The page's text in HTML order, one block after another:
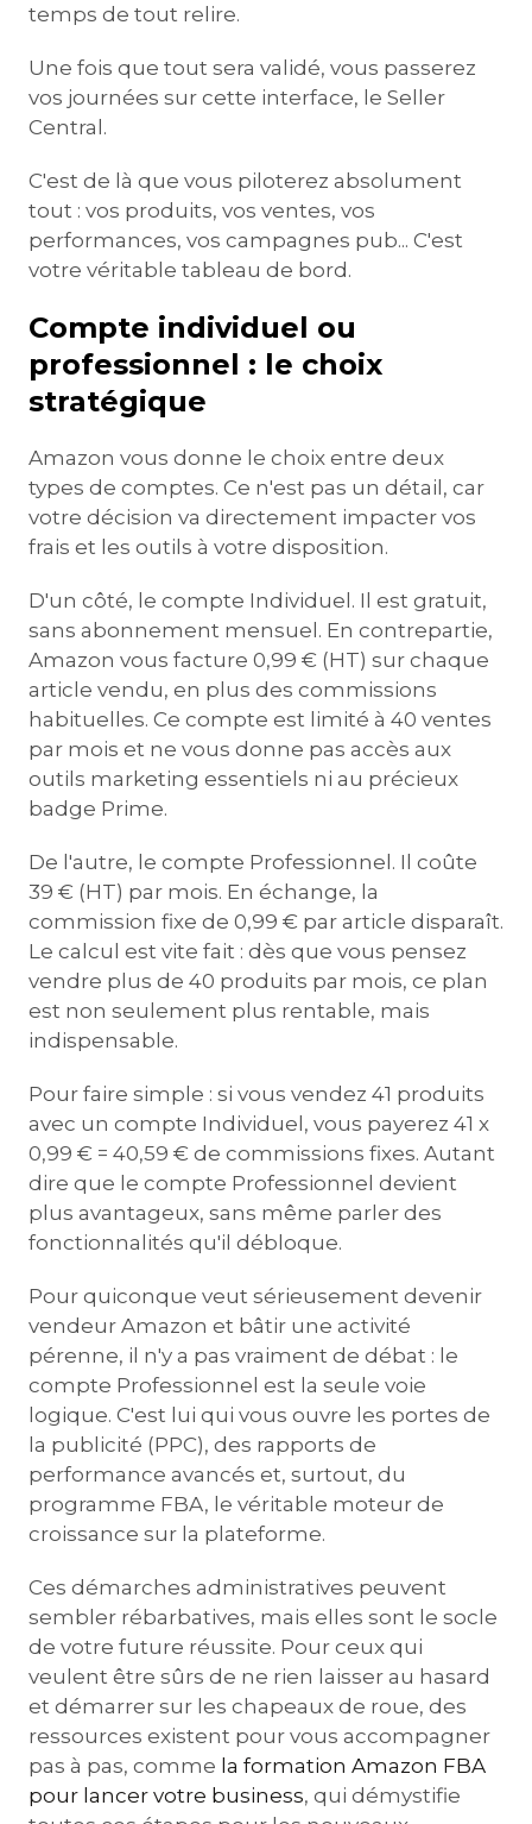
temps de tout relire.
Une fois que tout sera validé, vous passerez
vos journées sur cette interface, le Seller
Central.
C'est de là que vous piloterez absolument
tout : vos produits, vos ventes, vos
performances, vos campagnes pub... C'est
votre véritable tableau de bord.
Compte individuel ou
professionnel : le choix
stratégique
Amazon vous donne le choix entre deux
types de comptes. Ce n'est pas un détail, car
votre décision va directement impacter vos
frais et les outils à votre disposition.
D'un côté, le compte Individuel. Il est gratuit,
sans abonnement mensuel. En contrepartie,
Amazon vous facture 0,99 € (HT) sur chaque
article vendu, en plus des commissions
habituelles. Ce compte est limité à 40 ventes
par mois et ne vous donne pas accès aux
outils marketing essentiels ni au précieux
badge Prime.
De l'autre, le compte Professionnel. Il coûte
39 € (HT) par mois. En échange, la
commission fixe de 0,99 € par article disparaît.
Le calcul est vite fait : dès que vous pensez
vendre plus de 40 produits par mois, ce plan
est non seulement plus rentable, mais
indispensable.
Pour faire simple : si vous vendez 41 produits
avec un compte Individuel, vous payerez 41 x
0,99 € = 40,59 € de commissions fixes. Autant
dire que le compte Professionnel devient
plus avantageux, sans même parler des
fonctionnalités qu'il débloque.
Pour quiconque veut sérieusement devenir
vendeur Amazon et bâtir une activité
pérenne, il n'y a pas vraiment de débat : le
compte Professionnel est la seule voie
logique. C'est lui qui vous ouvre les portes de
la publicité (PPC), des rapports de
performance avancés et, surtout, du
programme FBA, le véritable moteur de
croissance sur la plateforme.
Ces démarches administratives peuvent
sembler rébarbatives, mais elles sont le socle
de votre future réussite. Pour ceux qui
veulent être sûrs de ne rien laisser au hasard
et démarrer sur les chapeaux de roue, des
ressources existent pour vous accompagner
pas à pas, comme la formation Amazon FBA
pour lancer votre business, qui démystifie